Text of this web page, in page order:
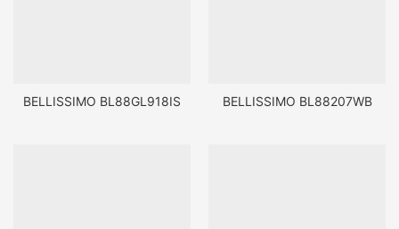
BELLISSIMO BL88GL918IS BELLISSIMO BL88207WB